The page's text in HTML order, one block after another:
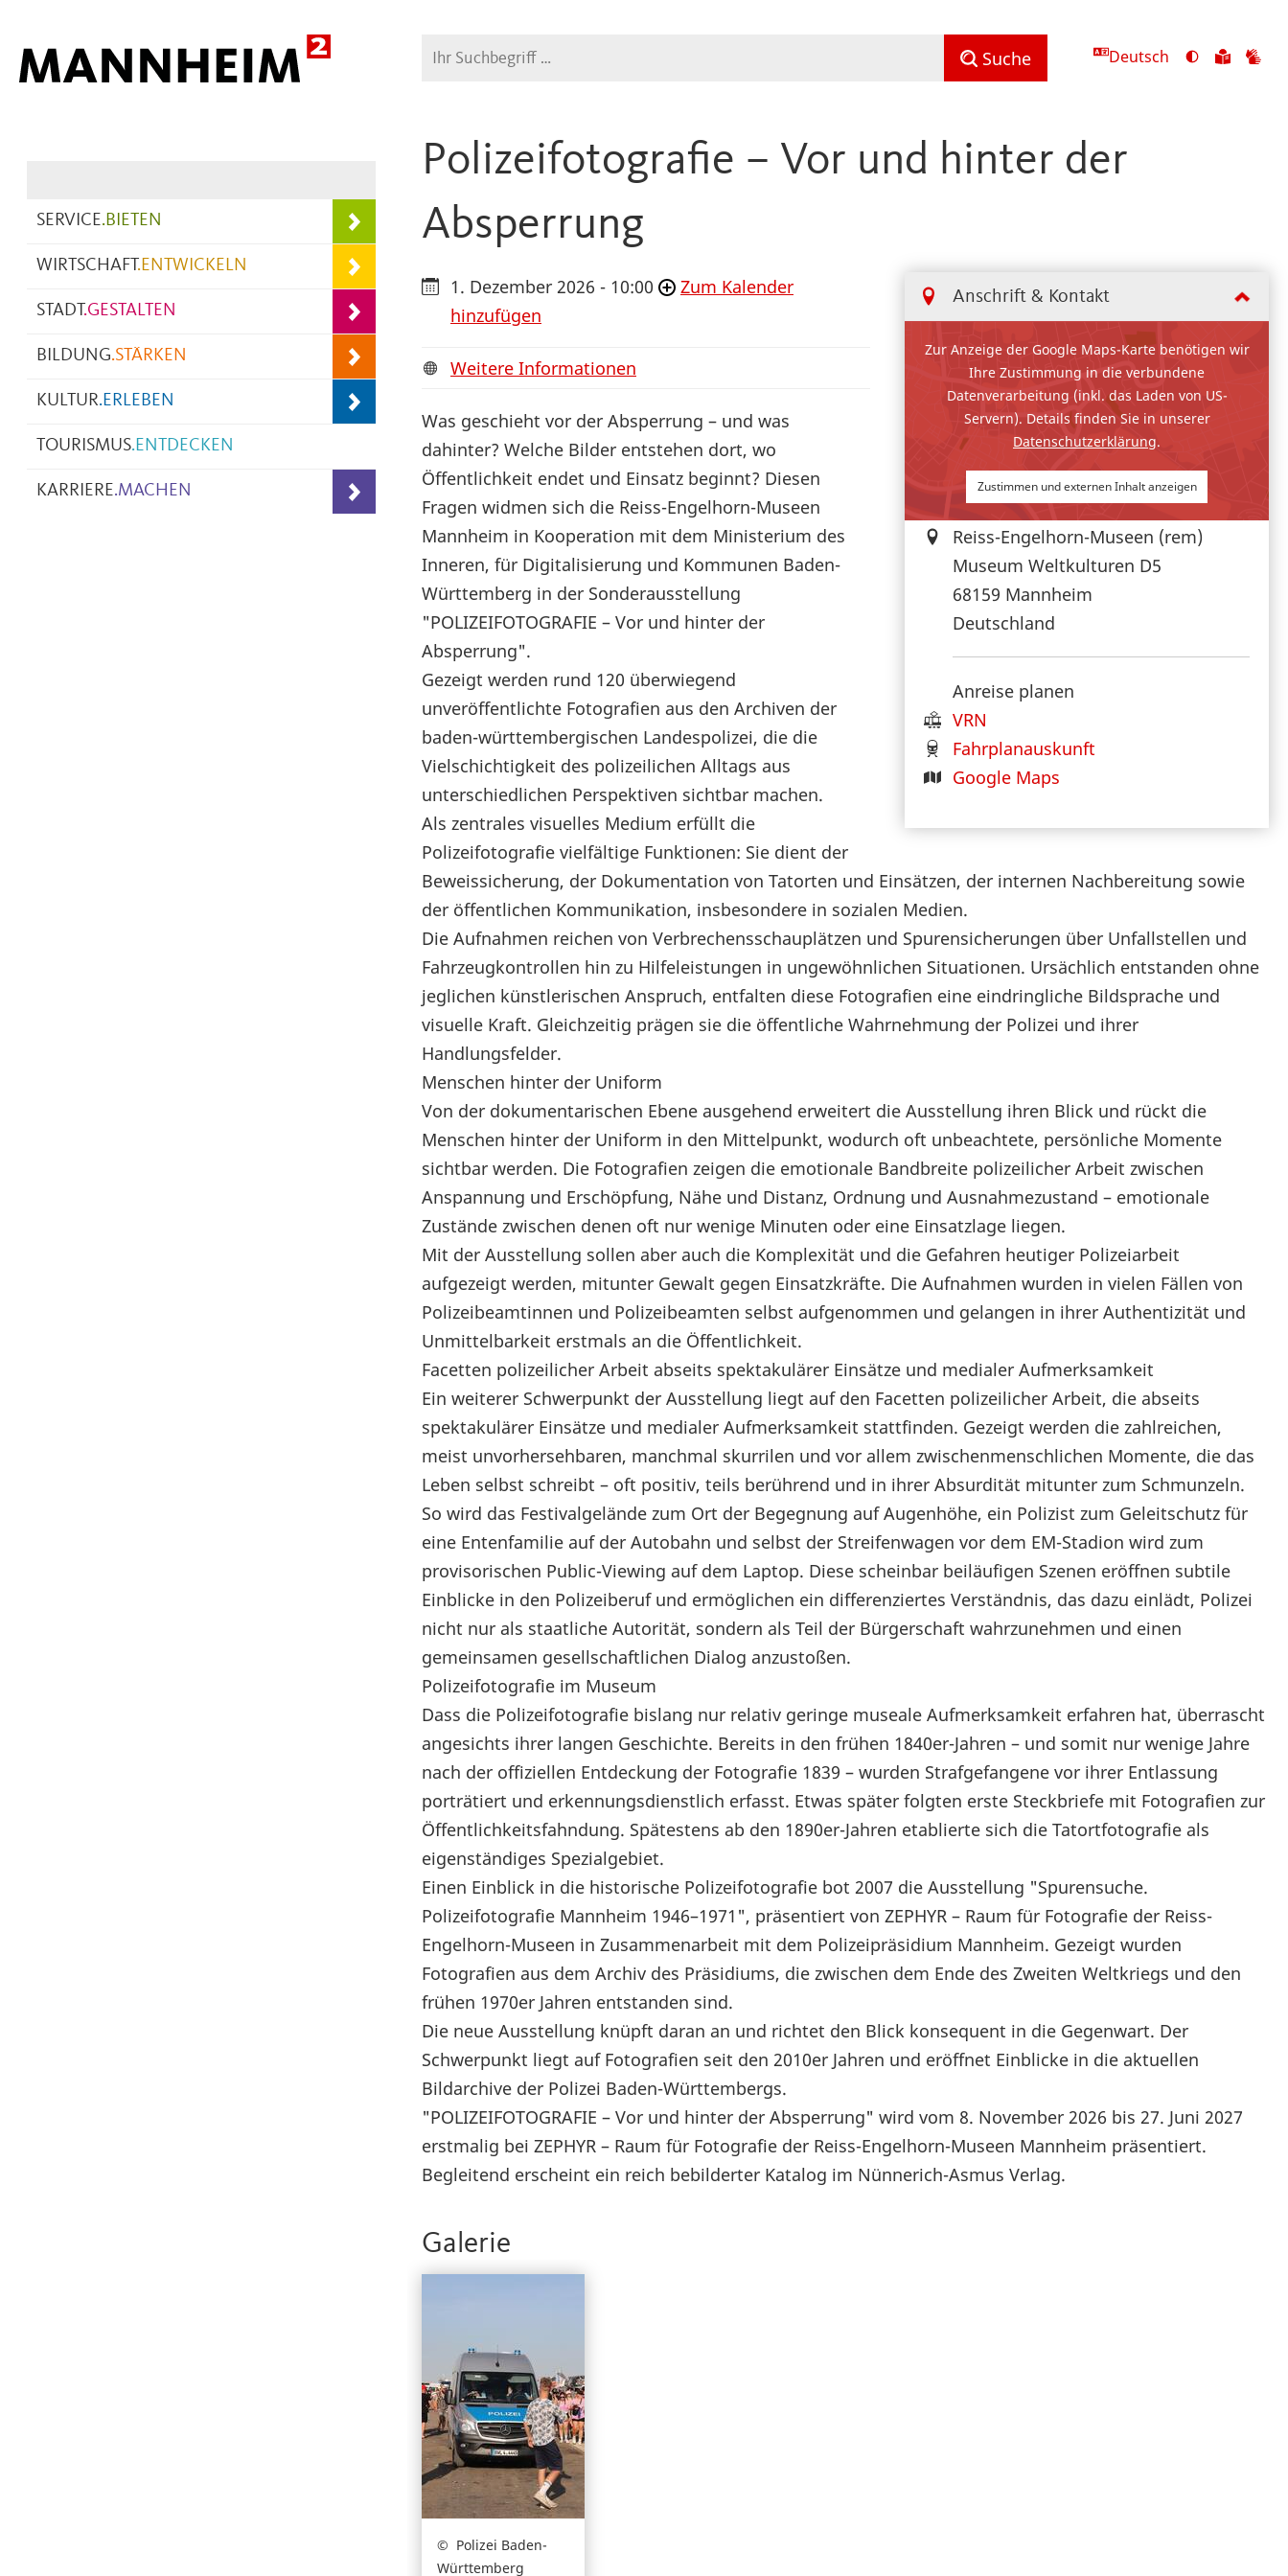
Suche Suche Deutsch
Ansicht
Zu
SERVICE.BIETEN
WIRTSCHAFT.ENTWICKELN
STADT.GESTALTEN
BILDUNG.STÄRKEN
KULTUR.ERLEBEN
TOURISMUS.ENTDECKEN
KARRIERE.MACHEN
Polizeifotografie – Vor und hinter der
Absperrung
Anschrift & Kontakt
Zur Anzeige der Google Maps-Karte benötigen wir
Ihre Zustimmung in die verbundene
Datenverarbeitung (inkl. das Laden von US-
Servern). Details finden Sie in unserer
Datenschutzerklärung.
Zustimmen und externen Inhalt anzeigen
Reiss-Engelhorn-Museen (rem)
Museum Weltkulturen D5
68159 Mannheim
Deutschland
Anreise planen
VRN
Fahrplanauskunft
Google Maps
1. Dezember 2026 - 10:00
Zum Kalender
hinzufügen
Weitere Informationen
Was geschieht vor der Absperrung – und was
dahinter? Welche Bilder entstehen dort, wo
Öffentlichkeit endet und Einsatz beginnt? Diesen
Fragen widmen sich die Reiss-Engelhorn-Museen
Mannheim in Kooperation mit dem Ministerium des
Inneren, für Digitalisierung und Kommunen Baden-
Württemberg in der Sonderausstellung
"POLIZEIFOTOGRAFIE – Vor und hinter der
Absperrung".
Gezeigt werden rund 120 überwiegend
unveröffentlichte Fotografien aus den Archiven der
baden-württembergischen Landespolizei, die die
Vielschichtigkeit des polizeilichen Alltags aus
unterschiedlichen Perspektiven sichtbar machen.
Als zentrales visuelles Medium erfüllt die
Polizeifotografie vielfältige Funktionen: Sie dient der
Beweissicherung, der Dokumentation von Tatorten und Einsätzen, der internen Nachbereitung sowie
der öffentlichen Kommunikation, insbesondere in sozialen Medien.
Die Aufnahmen reichen von Verbrechensschauplätzen und Spurensicherungen über Unfallstellen und
Fahrzeugkontrollen hin zu Hilfeleistungen in ungewöhnlichen Situationen. Ursächlich entstanden ohne
jeglichen künstlerischen Anspruch, entfalten diese Fotografien eine eindringliche Bildsprache und
visuelle Kraft. Gleichzeitig prägen sie die öffentliche Wahrnehmung der Polizei und ihrer
Handlungsfelder.
Menschen hinter der Uniform
Von der dokumentarischen Ebene ausgehend erweitert die Ausstellung ihren Blick und rückt die
Menschen hinter der Uniform in den Mittelpunkt, wodurch oft unbeachtete, persönliche Momente
sichtbar werden. Die Fotografien zeigen die emotionale Bandbreite polizeilicher Arbeit zwischen
Anspannung und Erschöpfung, Nähe und Distanz, Ordnung und Ausnahmezustand – emotionale
Zustände zwischen denen oft nur wenige Minuten oder eine Einsatzlage liegen.
Mit der Ausstellung sollen aber auch die Komplexität und die Gefahren heutiger Polizeiarbeit
aufgezeigt werden, mitunter Gewalt gegen Einsatzkräfte. Die Aufnahmen wurden in vielen Fällen von
Polizeibeamtinnen und Polizeibeamten selbst aufgenommen und gelangen in ihrer Authentizität und
Unmittelbarkeit erstmals an die Öffentlichkeit.
Facetten polizeilicher Arbeit abseits spektakulärer Einsätze und medialer Aufmerksamkeit
Ein weiterer Schwerpunkt der Ausstellung liegt auf den Facetten polizeilicher Arbeit, die abseits
spektakulärer Einsätze und medialer Aufmerksamkeit stattfinden. Gezeigt werden die zahlreichen,
meist unvorhersehbaren, manchmal skurrilen und vor allem zwischenmenschlichen Momente, die das
Leben selbst schreibt – oft positiv, teils berührend und in ihrer Absurdität mitunter zum Schmunzeln.
So wird das Festivalgelände zum Ort der Begegnung auf Augenhöhe, ein Polizist zum Geleitschutz für
eine Entenfamilie auf der Autobahn und selbst der Streifenwagen vor dem EM-Stadion wird zum
provisorischen Public-Viewing auf dem Laptop. Diese scheinbar beiläufigen Szenen eröffnen subtile
Einblicke in den Polizeiberuf und ermöglichen ein differenziertes Verständnis, das dazu einlädt, Polizei
nicht nur als staatliche Autorität, sondern als Teil der Bürgerschaft wahrzunehmen und einen
gemeinsamen gesellschaftlichen Dialog anzustoßen.
Polizeifotografie im Museum
Dass die Polizeifotografie bislang nur relativ geringe museale Aufmerksamkeit erfahren hat, überrascht
angesichts ihrer langen Geschichte. Bereits in den frühen 1840er-Jahren – und somit nur wenige Jahre
nach der offiziellen Entdeckung der Fotografie 1839 – wurden Strafgefangene vor ihrer Entlassung
porträtiert und erkennungsdienstlich erfasst. Etwas später folgten erste Steckbriefe mit Fotografien zur
Öffentlichkeitsfahndung. Spätestens ab den 1890er-Jahren etablierte sich die Tatortfotografie als
eigenständiges Spezialgebiet.
Einen Einblick in die historische Polizeifotografie bot 2007 die Ausstellung "Spurensuche.
Polizeifotografie Mannheim 1946–1971", präsentiert von ZEPHYR – Raum für Fotografie der Reiss-
Engelhorn-Museen in Zusammenarbeit mit dem Polizeipräsidium Mannheim. Gezeigt wurden
Fotografien aus dem Archiv des Präsidiums, die zwischen dem Ende des Zweiten Weltkriegs und den
frühen 1970er Jahren entstanden sind.
Die neue Ausstellung knüpft daran an und richtet den Blick konsequent in die Gegenwart. Der
Schwerpunkt liegt auf Fotografien seit den 2010er Jahren und eröffnet Einblicke in die aktuellen
Bildarchive der Polizei Baden-Württembergs.
"POLIZEIFOTOGRAFIE – Vor und hinter der Absperrung" wird vom 8. November 2026 bis 27. Juni 2027
erstmalig bei ZEPHYR – Raum für Fotografie der Reiss-Engelhorn-Museen Mannheim präsentiert.
Begleitend erscheint ein reich bebilderter Katalog im Nünnerich-Asmus Verlag.
Galerie
Polizei Baden-
Württemberg